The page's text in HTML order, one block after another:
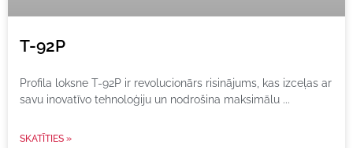
T-92P
Profila loksne T-92P ir revolucionārs risinājums, kas izceļas ar
savu inovatīvo tehnoloģiju un nodrošina maksimālu
SKATĪTIES »